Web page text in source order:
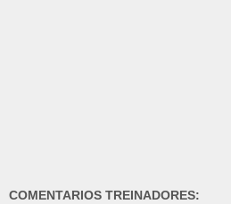
COMENTARIOS TREINADORES: